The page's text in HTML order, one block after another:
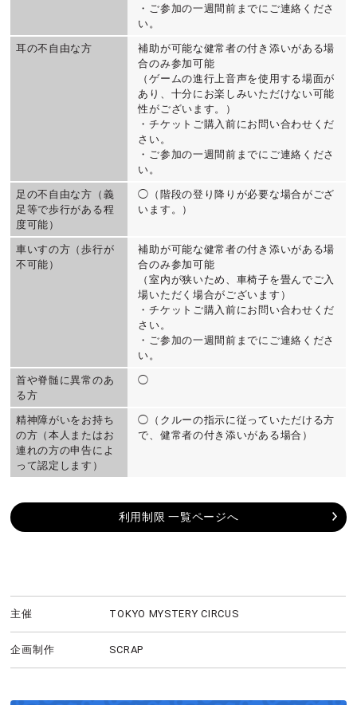
・ご参加の一週間前までにご連絡くださ
い。
耳の不自由な方
補助が可能な健常者の付き添いがある場
合のみ参加可能
（ゲームの進行上音声を使用する場面が
あり、十分にお楽しみいただけない可能
性がございます。）
・チケットご購入前にお問い合わせくだ
さい。
・ご参加の一週間前までにご連絡くださ
い。
足の不自由な方（義
足等で歩行がある程
度可能）
◯（階段の登り降りが必要な場合がござ
います。）
車いすの方（歩行が
不可能）
補助が可能な健常者の付き添いがある場
合のみ参加可能
（室内が狭いため、車椅子を畳んでご入
場いただく場合がございます）
・チケットご購入前にお問い合わせくだ
さい。
・ご参加の一週間前までにご連絡くださ
い。
首や脊髄に異常のあ
る方
◯
精神障がいをお持ち
の方（本人またはお
連れの方の申告によ
って認定します）
◯（クルーの指示に従っていただける方
で、健常者の付き添いがある場合）
利用制限 一覧ページへ
主催 TOKYO MYSTERY CIRCUS
企画制作 SCRAP